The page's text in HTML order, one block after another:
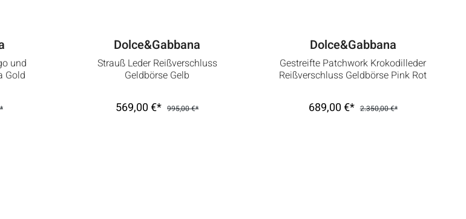
und
Gold
Dolce&Gabbana
Strauß Leder Reißverschluss
Geldbörse Gelb
569,00 €* 995,00 €*
Dolce&Gabbana
Gestreifte Patchwork Krokodilleder
Reißverschluss Geldbörse Pink Rot
689,00 €* 2.350,00 €*